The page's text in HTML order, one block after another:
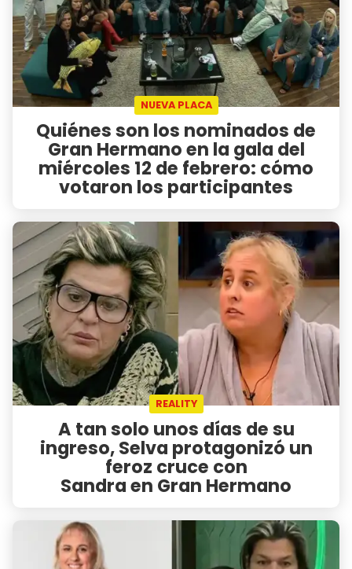
NUEVA PLACA
Quiénes son los nominados de
Gran Hermano en la gala del
miércoles 12 de febrero: cómo
votaron los participantes
REALITY
A tan solo unos días de su
ingreso, Selva protagonizó un
feroz cruce con
Sandra en Gran Hermano